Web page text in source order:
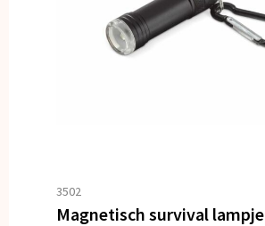
3502
Magnetisch survival lampje